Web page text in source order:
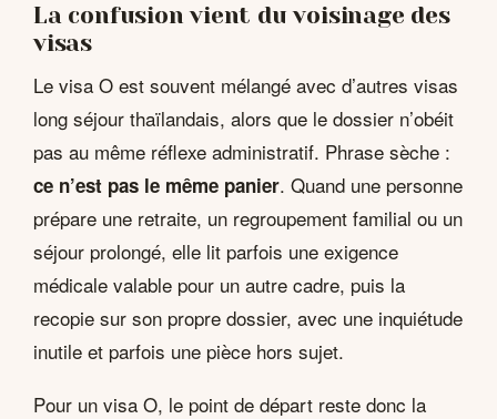
La confusion vient du voisinage des
visas
Le visa O est souvent mélangé avec d’autres visas
long séjour thaïlandais, alors que le dossier n’obéit
pas au même réflexe administratif. Phrase sèche :
ce n’est pas le même panier. Quand une personne
prépare une retraite, un regroupement familial ou un
séjour prolongé, elle lit parfois une exigence
médicale valable pour un autre cadre, puis la
recopie sur son propre dossier, avec une inquiétude
inutile et parfois une pièce hors sujet.
Pour un visa O, le point de départ reste donc la